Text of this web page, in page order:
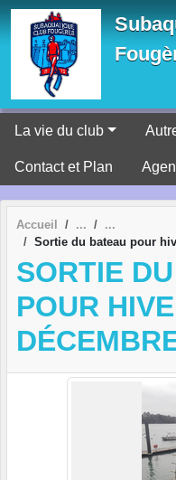
La vie du club
Contact et Plan
Accueil
Sortie du bateau pour
SORTIE
POUR
Panneau de gestion des